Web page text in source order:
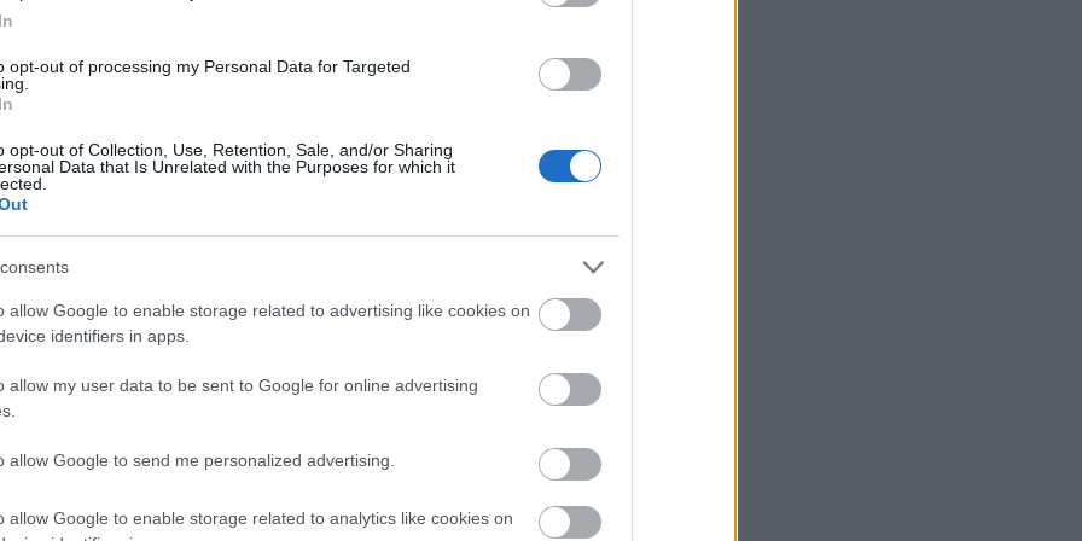
opt-out of processing my Personal Data for Targeted
opt-out of Collection, Use, Retention, Sale, and/or Sharing
Data that Is Unrelated with the Purposes for which it
allow Google to enable storage related to advertising like cookies on
identifiers in apps.
allow my user data to be sent to Google for online advertising
allow Google to send me personalized advertising.
allow Google to enable storage related to analytics like cookies on
intézményben érvényes. Aki a Múzeumok
webshopján keresztül vásárol, úgy ebben az
Országos hírek